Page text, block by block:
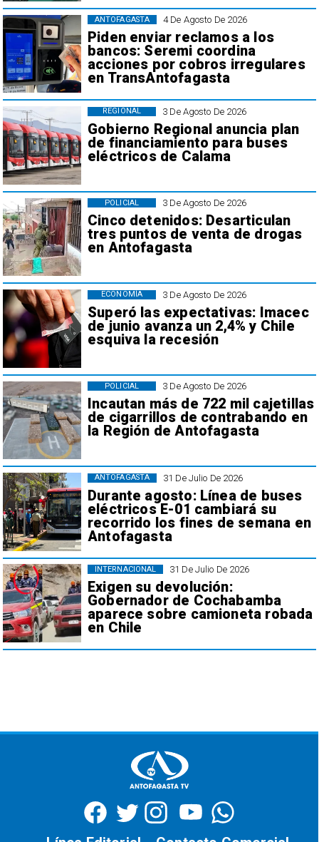
4 De Agosto De 2026
Piden enviar reclamos a los
bancos: Seremi coordina
acciones por cobros irregulares
en TransAntofagasta
ANTOFAGASTA
3 De Agosto De 2026
Gobierno Regional anuncia plan
de financiamiento para buses
eléctricos de Calama
REGIONAL
3 De Agosto De 2026
Cinco detenidos: Desarticulan
tres puntos de venta de drogas
en Antofagasta
POLICIAL
3 De Agosto De 2026
Superó las expectativas: Imacec
de junio avanza un 2,4% y Chile
esquiva la recesión
ECONOMÍA
3 De Agosto De 2026
Incautan más de 722 mil cajetillas
de cigarrillos de contrabando en
la Región de Antofagasta
POLICIAL
31 De Julio De 2026
Durante agosto: Línea de buses
eléctricos E-01 cambiará su
recorrido los fines de semana en
Antofagasta
ANTOFAGASTA
31 De Julio De 2026
Exigen su devolución:
Gobernador de Cochabamba
aparece sobre camioneta robada
en Chile
INTERNACIONAL